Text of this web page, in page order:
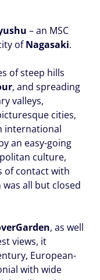
– an MSC
ofNagasaki.
of steep hills
, and spreading
valleys,
cities,
international
an easy-going
culture,
of contact with
all but closed
Garden, as well
views, it
European-
with wide